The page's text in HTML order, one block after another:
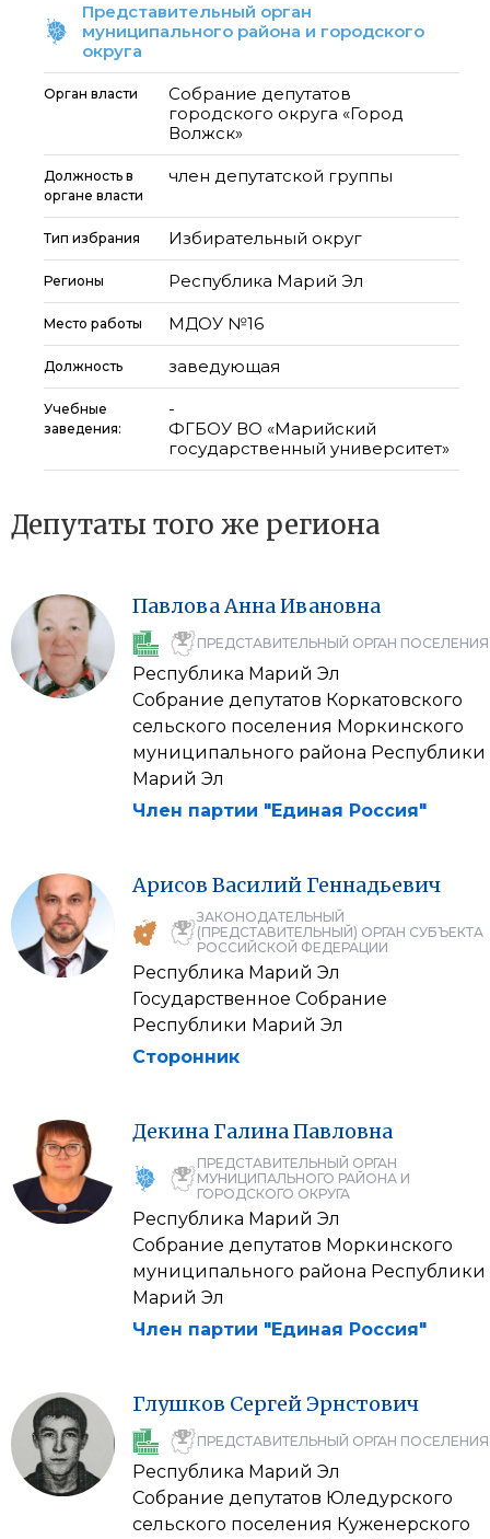
Представительный орган
муниципального района и городского
округа
Орган власти
Собрание депутатов
городского округа «Город
Волжск»
Должность в
органе власти
член депутатской группы
Тип избрания Избирательный округ
Регионы Республика Марий Эл
Место работы МДОУ №16
Должность заведующая
Учебные
заведения:
-
ФГБОУ ВО «Марийский
государственный университет»
Депутаты того же региона
ПавловаАннаИвановна
ПРЕДСТАВИТЕЛЬНЫЙ ОРГАН ПОСЕЛЕНИЯ
Республика Марий Эл
Собрание депутатов Коркатовского
сельского поселения Моркинского
муниципального района Республики
Марий Эл
Член партии "Единая Россия"
Арисов Василий Геннадьевич
ЗАКОНОДАТЕЛЬНЫЙ
(ПРЕДСТАВИТЕЛЬНЫЙ) ОРГАН СУБЪЕКТА
РОССИЙСКОЙ ФЕДЕРАЦИИ
Республика Марий Эл
Государственное Собрание
Республики Марий Эл
Сторонник
Декина ГалинаПавловна
ПРЕДСТАВИТЕЛЬНЫЙ ОРГАН
МУНИЦИПАЛЬНОГО РАЙОНА И
ГОРОДСКОГО ОКРУГА
Республика Марий Эл
Собрание депутатов Моркинского
муниципального района Республики
Марий Эл
Член партии "Единая Россия"
Глушков Сергей Эрнстович
ПРЕДСТАВИТЕЛЬНЫЙ ОРГАН ПОСЕЛЕНИЯ
Республика Марий Эл
Собрание депутатов Юледурского
сельского поселения Куженерского